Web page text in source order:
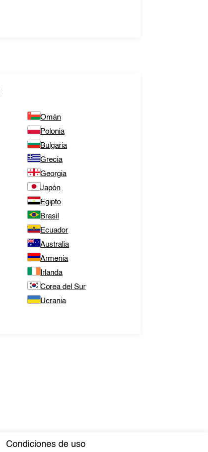
Omán
Polonia
Bulgaria
Grecia
Georgia
Japón
Egipto
Brasil
Ecuador
Australia
Armenia
Irlanda
Corea del Sur
Ucrania
Condiciones de uso